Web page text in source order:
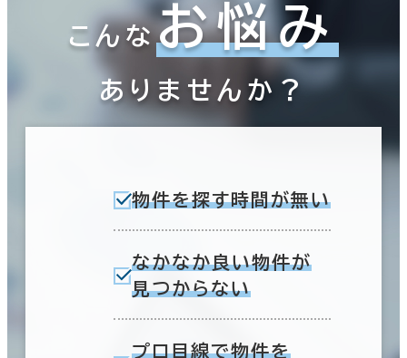
こんなお悩み
ありませんか？
物件を探す時間が無い
なかなか良い物件が
見つからない
プロ目線で物件を
賃料選択（共益費含）
坪単価 月総額
賃料非公開物件を含む
駅徒歩